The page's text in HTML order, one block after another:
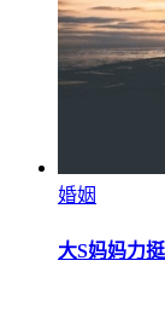
婚姻
大S妈妈力